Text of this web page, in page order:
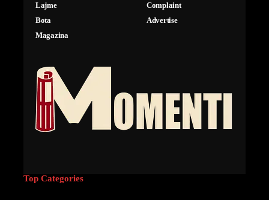
Lajme
Bota
Magazina
Complaint
Advertise
Top Categories